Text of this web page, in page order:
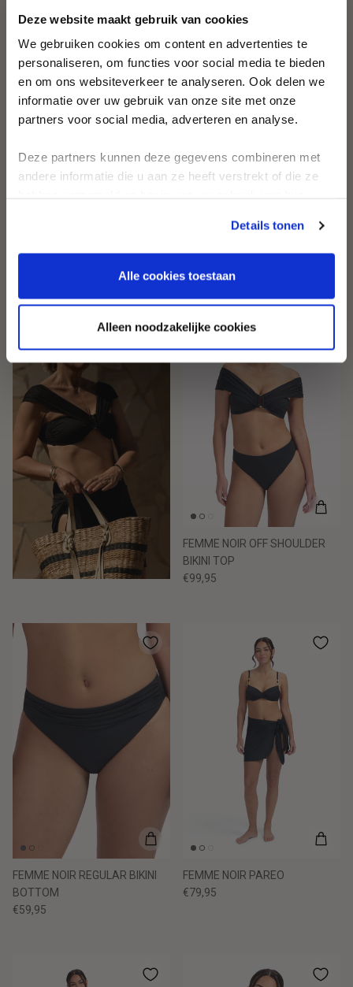
Deze website maakt gebruik van cookies
We gebruiken cookies om content en advertenties te
personaliseren, om functies voor social media te bieden
en om ons websiteverkeer te analyseren. Ook delen we
informatie over uw gebruik van onze site met onze
partners voor social media, adverteren en analyse.
Deze partners kunnen deze gegevens combineren met
andere informatie die u aan ze heeft verstrekt of die ze
Details tonen
Alle cookies toestaan
Alleen noodzakelijke cookies
FEMME NOIR OFF SHOULDER
BIKINI TOP
€99,95
FEMME NOIR REGULAR BIKINI
BOTTOM
€59,95
FEMME NOIR PAREO
€79,95
tijdloze ontwerpen
Ontvang persoonlijk swimwear-
First name
Duits
AANMELDEN